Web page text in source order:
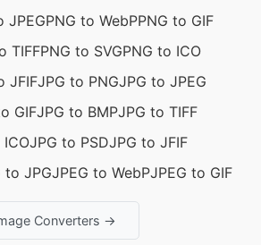
JPEGPNG to WebPPNG to GIF
TIFFPNG to SVGPNG to ICO
JFIFJPG to PNGJPG to JPEG
GIFJPG to BMPJPG to TIFF
JPG to PSDJPG to JFIF
to JPGJPEG to WebPJPEG to GIF
Converters →